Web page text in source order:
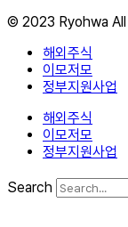
© 2023 Ryohwa
해외주식
이모저모
정부지원사업
해외주식
이모저모
정부지원사업
Search